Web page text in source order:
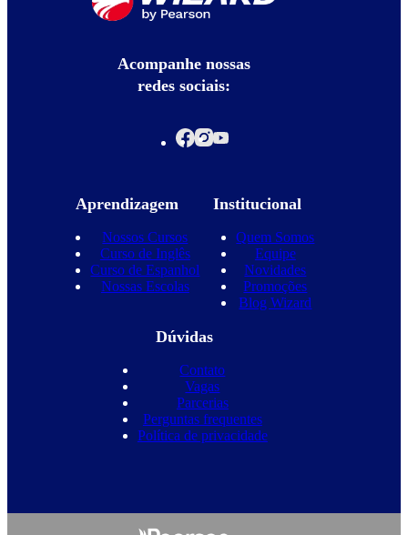
Acompanhe nossas
redes sociais:
Aprendizagem
Nossos Cursos
Curso de Inglês
Curso de Espanhol
Nossas Escolas
Institucional
Quem Somos
Equipe
Novidades
Promoções
Blog Wizard
Dúvidas
Contato
Vagas
Parcerias
Perguntas frequentes
Política de privacidade